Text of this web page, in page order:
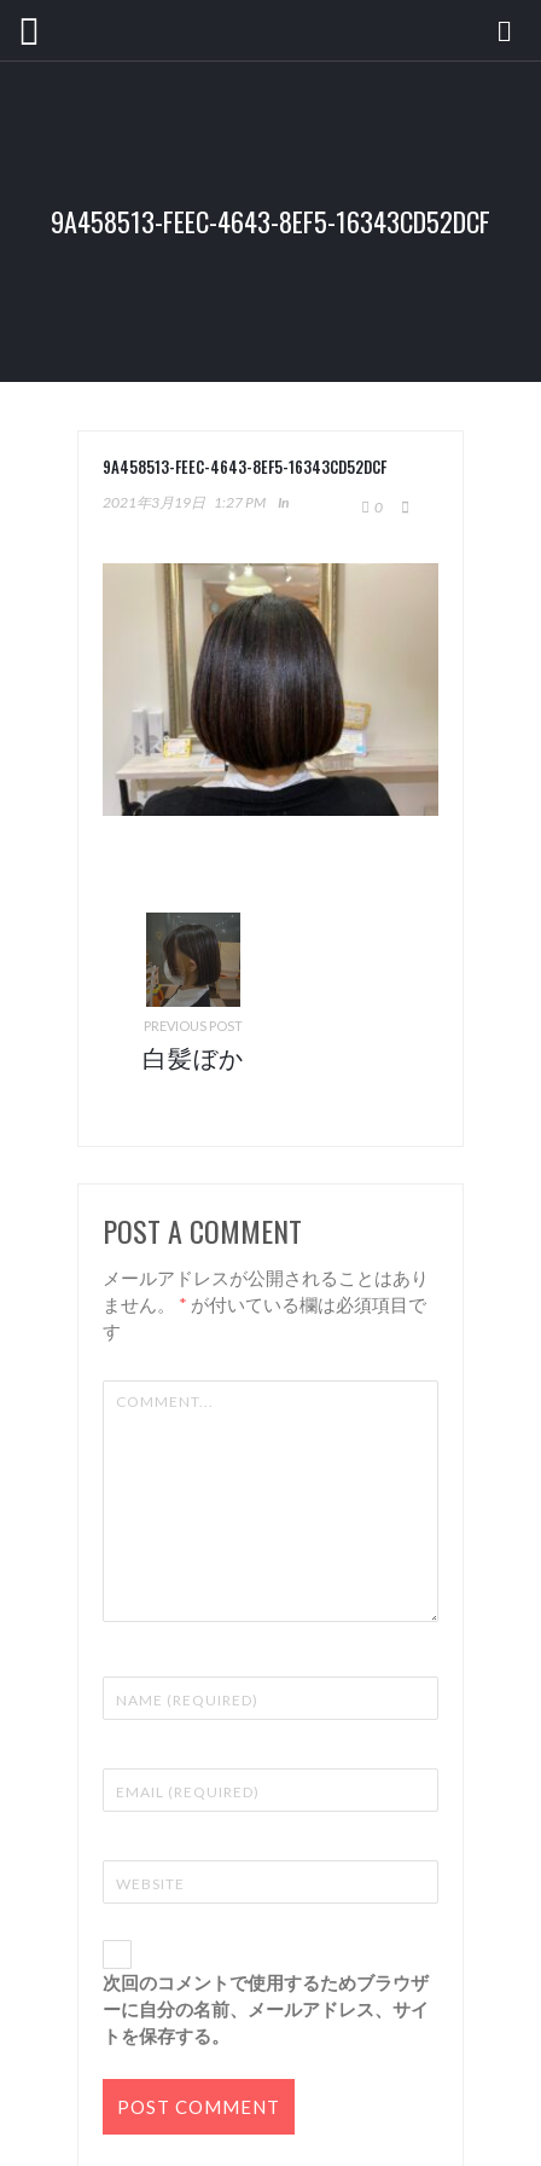
9A458513-FEEC-4643-8EF5-16343CD52DCF
9A458513-FEEC-4643-8EF5-16343CD52DCF
2021年3月19日 1:27 PM In 0
PREVIOUS POST
白髪ぼか
谷 美容
室 リア
ン
POST A COMMENT
メールアドレスが公開されることはあり
ません。
* が付いている欄は必須項目で
す
次回のコメントで使用するためブラウザ
ーに自分の名前、メールアドレス、サイ
トを保存する。